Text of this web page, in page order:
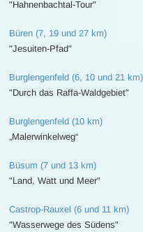
"Hahnenbachtal-Tour"
Büren (7, 19 und 27 km)
"Jesuiten-Pfad"
Burglengenfeld (6, 10 und 21 km)
"Durch das Raffa-Waldgebiet"
Burglengenfeld (10 km)
„Malerwinkelweg“
Büsum (7 und 13 km)
"Land, Watt und Meer"
Castrop-Rauxel (6 und 11 km)
"Wasserwege des Südens"